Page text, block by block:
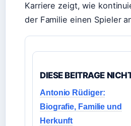
Karriere zeigt, wie
der Familie einen Spieler
DIESE BEITRAGE
Antonio Rüdiger:
Biografie, Familie und
Herkunft